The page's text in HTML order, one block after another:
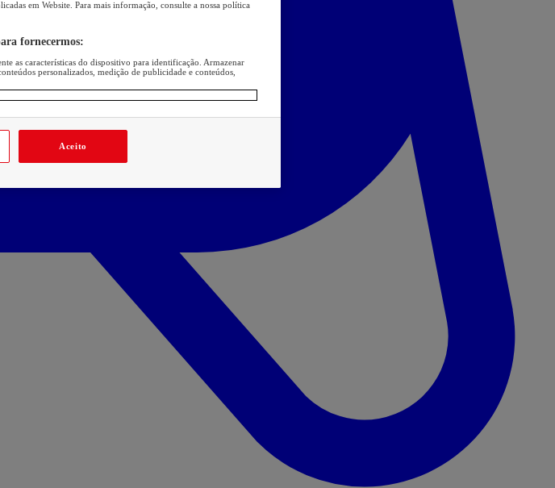
em Website. Para mais informação, consulte a nossa política
fornecermos:
as características do dispositivo para identificação. Armazenar
personalizados, medição de publicidade e conteúdos,
Aceito